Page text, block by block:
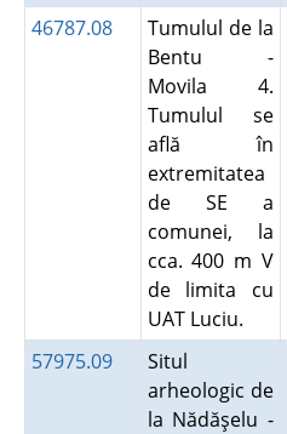
46787.08
Tumulul de la
Bentu -
Movila 4.
Tumulul se
află în
extremitatea
de SE a
comunei, la
cca. 400 m V
de limita cu
UAT Luciu.
57975.09
Situl
arheologic de
la Nădăşelu -